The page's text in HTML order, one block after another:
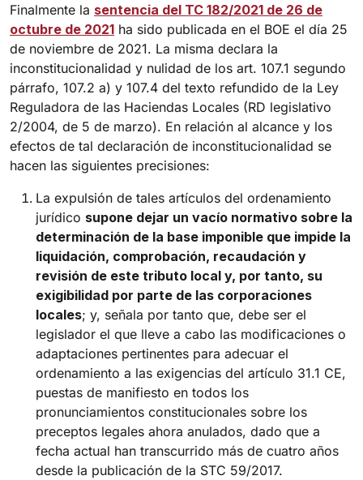
Finalmente la sentencia del TC 182/2021 de 26 de
octubre de 2021 ha sido publicada en el BOE el día 25
de noviembre de 2021. La misma declara la
inconstitucionalidad y nulidad de los art. 107.1 segundo
párrafo, 107.2 a) y 107.4 del texto refundido de la Ley
Reguladora de las Haciendas Locales (RD legislativo
2/2004, de 5 de marzo). En relación al alcance y los
efectos de tal declaración de inconstitucionalidad se
hacen las siguientes precisiones:
La expulsión de tales artículos del ordenamiento
jurídico supone dejar un vacío normativo sobre la
determinación de la base imponible que impide la
liquidación, comprobación, recaudación y
revisión de este tributo local y, por tanto, su
exigibilidad por parte de las corporaciones
locales; y, señala por tanto que, debe ser el
legislador el que lleve a cabo las modificaciones o
adaptaciones pertinentes para adecuar el
ordenamiento a las exigencias del artículo 31.1 CE,
puestas de manifiesto en todos los
pronunciamientos constitucionales sobre los
preceptos legales ahora anulados, dado que a
fecha actual han transcurrido más de cuatro años
desde la publicación de la STC 59/2017.